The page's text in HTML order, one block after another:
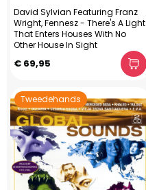
David Sylvian Featuring Franz
Wright, Fennesz - There's A Light
That Enters Houses With No
Other House In Sight
€ 69,95
Tweedehands